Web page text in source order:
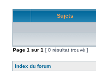
Sujets
Page 1 sur 1 [ 0 résultat trouvé ]
Index du forum